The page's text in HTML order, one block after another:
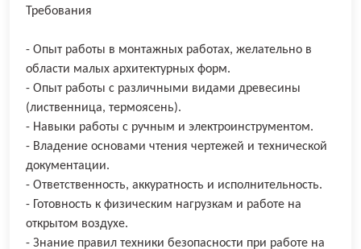
Требования
- Опыт работы в монтажных работах, желательно в
области малых архитектурных форм.
- Опыт работы с различными видами древесины
(лиственница, термоясень).
- Навыки работы с ручным и электроинструментом.
- Владение основами чтения чертежей и технической
документации.
- Ответственность, аккуратность и исполнительность.
- Готовность к физическим нагрузкам и работе на
открытом воздухе.
- Знание правил техники безопасности при работе на